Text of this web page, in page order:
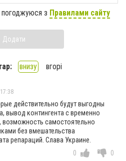
з Правилами сайту
Додати
внизу вгорі
действительно будут выгодны
вывод контингента с временно
возможность самостоятельно
без вмешательства
репараций. Слава Украине.
0 0